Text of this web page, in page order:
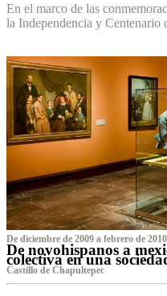
En el marco de las
la Independencia y
De diciembre de 2009 a febrero de 2010
De novohispanos a
colectiva en una
Castillo de Chapultepec